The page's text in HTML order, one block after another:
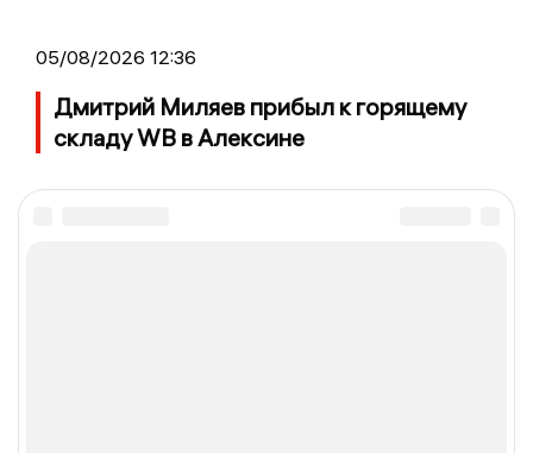
05/08/2026 12:36
Дмитрий Миляев прибыл к горящему
складу WB в Алексине